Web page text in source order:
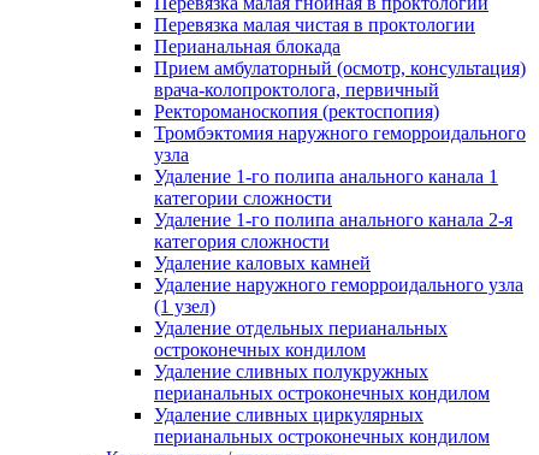
Перевязка малая чистая в проктологии
Перианальная блокада
Прием амбулаторный (осмотр, консультация)
врача-колопроктолога, первичный
Ректороманоскопия (ректоспопия)
Тромбэктомия наружного геморроидального
узла
Удаление 1-го полипа анального канала 1
категории сложности
Удаление 1-го полипа анального канала 2-я
категория сложности
Удаление каловых камней
Удаление наружного геморроидального узла
(1 узел)
Удаление отдельных перианальных
остроконечных кондилом
Удаление сливных полукружных
перианальных остроконечных кондилом
Удаление сливных циркулярных
перианальных остроконечных кондилом